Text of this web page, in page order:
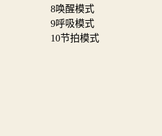
8唤醒模式
9呼吸模式
10节拍模式